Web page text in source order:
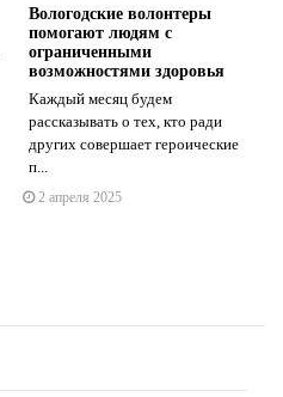
Вологодские волонтеры
помогают людям с
ограниченными
возможностями здоровья
Каждый месяц будем
рассказывать о тех, кто ради
других совершает героические
п...
2 апреля 2025